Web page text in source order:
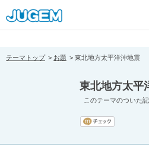
[pear_error: message="Success"
prefix="" info=""]
テーマトップ お題 東北地方太平洋沖地震
東北地方太平
このテーマのついた